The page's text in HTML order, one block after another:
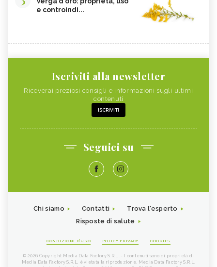
e controindi...
Iscriviti alla newsletter
Riceverai preziosi consigli e informazioni sugli ultimi
contenuti
ISCRIVITI
Seguici su
Chi siamo Contatti
Trova l'esperto
Risposte di salute
CONDIZIONI D'USO POLICY PRIVACY COOKIES
© 2026 Copyright Media Data Factory S.R.L. - I contenuti sono di proprietà di
Media Data Factory S.R.L, è vietata la riproduzione. Media Data Factory S.R.L.